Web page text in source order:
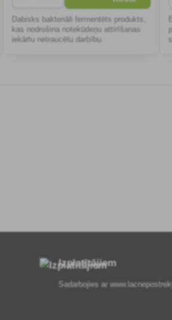
Dabisks bakteriāli fermentēts produkts,
kas nodrošina notekūdeņu attīrīšanas
iekārtu netraucētu darbību.
Izplatītājiem
Sadarbojies ar